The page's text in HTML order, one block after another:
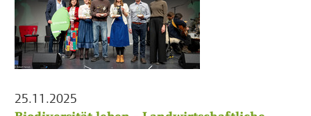
25.11.2025